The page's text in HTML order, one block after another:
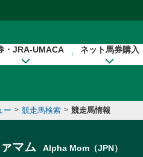
・JRA-UMACA ネット馬券購入
ー > 競走馬検索 > 競走馬情報
マム Alpha Mom（JPN）